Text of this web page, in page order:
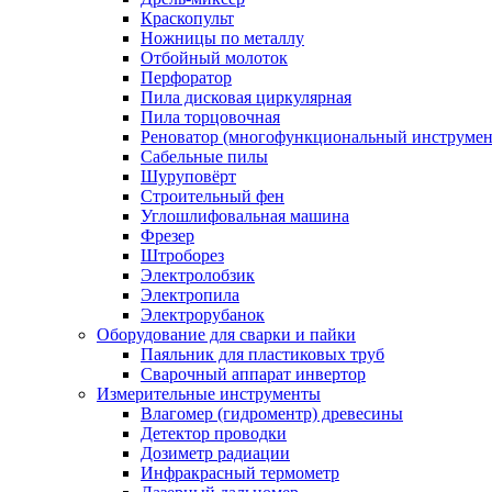
Краскопульт
Ножницы по металлу
Отбойный молоток
Перфоратор
Пила дисковая циркулярная
Пила торцовочная
Реноватор (многофункциональный
Сабельные пилы
Шуруповёрт
Строительный фен
Углошлифовальная машина
Фрезер
Штроборез
Электролобзик
Электропила
Электрорубанок
Оборудование для сварки и пайки
Паяльник для пластиковых труб
Сварочный аппарат инвертор
Измерительные инструменты
Влагомер (гидроментр) древесины
Детектор проводки
Дозиметр радиации
Инфракрасный термометр